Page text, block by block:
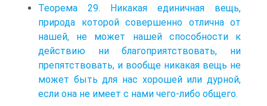
Теорема 29. Никакая единичная вещь,
природа которой совершенно отлична от
нашей, не может нашей способности к
действию ни благоприятствовать, ни
препятствовать, и вообще никакая вещь не
может быть для нас хорошей или дурной,
если она не имеет с нами чего-либо общего.